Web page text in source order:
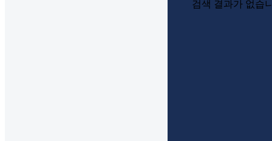
검색 결과가 없습